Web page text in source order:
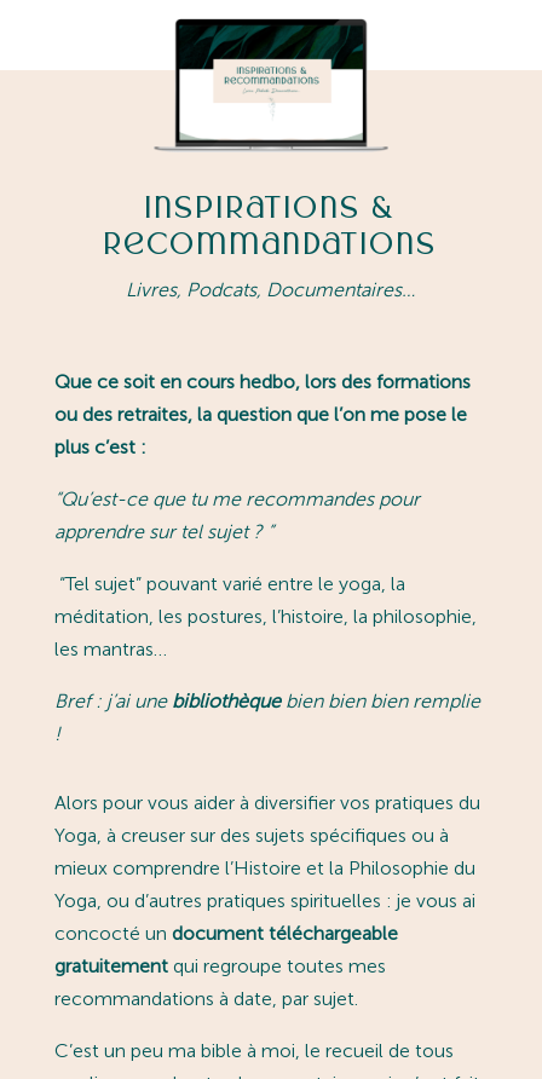
Inspirations &
Recommandations
Livres, Podcats, Documentaires…
Que ce soit en cours hedbo, lors des formations
ou des retraites, la question que l’on me pose le
plus c’est :
“Qu’est-ce que tu me recommandes pour
apprendre sur tel sujet ? ”
“Tel sujet” pouvant varié entre le yoga, la
méditation, les postures, l’histoire, la philosophie,
les mantras…
Bref : j’ai une bibliothèquebien bien bien remplie
!
Alors pour vous aider à diversifier vos pratiques du
Yoga, à creuser sur des sujets spécifiques ou à
mieux comprendre l’Histoire et la Philosophie du
Yoga, ou d’autres pratiques spirituelles : je vous ai
concocté un document téléchargeable
gratuitementqui regroupe toutes mes
recommandations à date, par sujet.
C’est un peu ma bible à moi, le recueil de tous